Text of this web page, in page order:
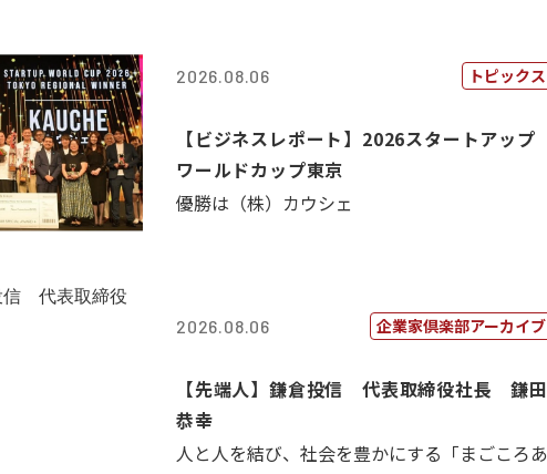
2026.08.06 トピックス
【ビジネスレポート】2026スタートアップ
ワールドカップ東京
優勝は（株）カウシェ
2026.08.06 企業家倶楽部アーカイブ
【先端人】鎌倉投信 代表取締役社長 鎌田
恭幸
人と人を結び、社会を豊かにする「まごころあ